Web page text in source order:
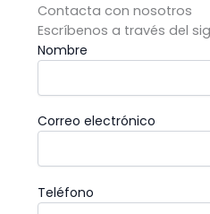
Contacta con nosotros
Escríbenos a través del
Nombre
Correo electrónico
Teléfono